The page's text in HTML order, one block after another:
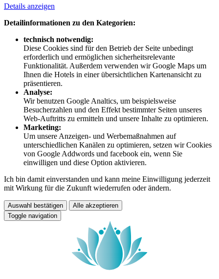
Details anzeigen
Detailinformationen zu den Kategorien:
technisch notwendig:
Diese Cookies sind für den Betrieb der Seite unbedingt
erforderlich und ermöglichen sicherheitsrelevante
Funktionalität. Außerdem verwenden wir Google Maps um
Ihnen die Hotels in einer übersichtlichen Kartenansicht zu
präsentieren.
Analyse:
Wir benutzen Google Analtics, um beispielsweise
Besucherzahlen und den Effekt bestimmter Seiten unseres
Web-Auftritts zu ermitteln und unsere Inhalte zu optimieren.
Marketing:
Um unsere Anzeigen- und Werbemaßnahmen auf
unterschiedlichen Kanälen zu optimieren, setzen wir Cookies
von Google Addwords und facebook ein, wenn Sie
einwilligen und diese Option aktivieren.
Ich bin damit einverstanden und kann meine Einwilligung jederzeit
mit Wirkung für die Zukunft wiederrufen oder ändern.
Auswahl bestätigen
Alle akzeptieren
Toggle navigation